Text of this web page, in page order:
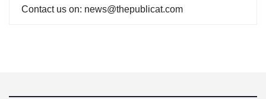
Contact us on: news@thepublicat.com